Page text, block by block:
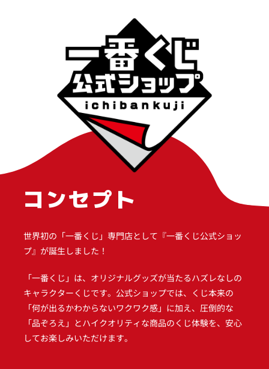
コンセプト
世界初の「一番くじ」専門店として『一番くじ公式ショッ
プ』が誕生しました！
「一番くじ」は、オリジナルグッズが当たるハズレなしの
キャラクターくじです。公式ショップでは、くじ本来の
「何が出るかわからないワクワク感」に加え、圧倒的な
「品ぞろえ」とハイクオリティな商品のくじ体験を、安心
してお楽しみいただけます。